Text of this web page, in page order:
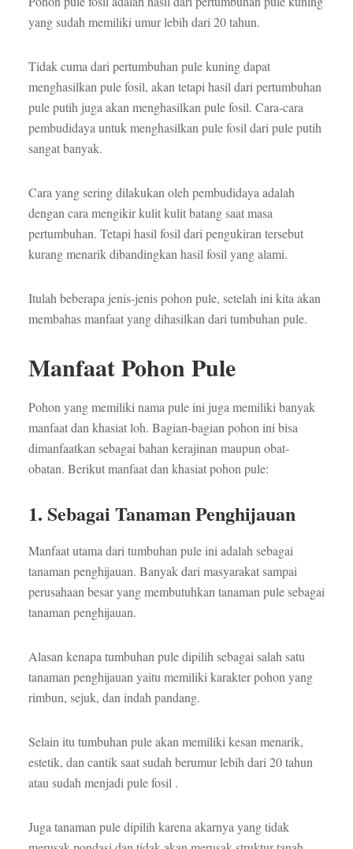
yang sudah memiliki umur lebih dari 20 tahun.
Tidak cuma dari pertumbuhan pule kuning dapat
menghasilkan pule fosil, akan tetapi hasil dari pertumbuhan
pule putih juga akan menghasilkan pule fosil. Cara-cara
pembudidaya untuk menghasilkan pule fosil dari pule putih
sangat banyak.
Cara yang sering dilakukan oleh pembudidaya adalah
dengan cara mengikir kulit kulit batang saat masa
pertumbuhan. Tetapi hasil fosil dari pengukiran tersebut
kurang menarik dibandingkan hasil fosil yang alami.
Itulah beberapa jenis-jenis pohon pule, setelah ini kita akan
membahas manfaat yang dihasilkan dari tumbuhan pule.
Manfaat Pohon Pule
Pohon yang memiliki nama pule ini juga memiliki banyak
manfaat dan khasiat loh. Bagian-bagian pohon ini bisa
dimanfaatkan sebagai bahan kerajinan maupun obat-
obatan. Berikut manfaat dan khasiat pohon pule:
1. Sebagai Tanaman Penghijauan
Manfaat utama dari tumbuhan pule ini adalah sebagai
tanaman penghijauan. Banyak dari masyarakat sampai
perusahaan besar yang membutuhkan tanaman pule sebagai
tanaman penghijauan.
Alasan kenapa tumbuhan pule dipilih sebagai salah satu
tanaman penghijauan yaitu memiliki karakter pohon yang
rimbun, sejuk, dan indah pandang.
Selain itu tumbuhan pule akan memiliki kesan menarik,
estetik, dan cantik saat sudah berumur lebih dari 20 tahun
atau sudah menjadi pule fosil .
Juga tanaman pule dipilih karena akarnya yang tidak